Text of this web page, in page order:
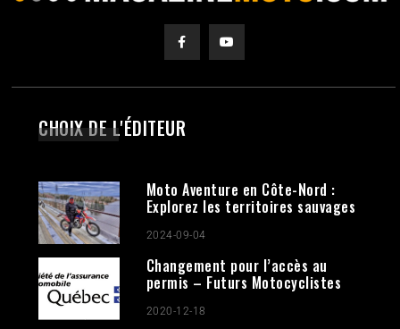
CHOIX DE L'ÉDITEUR
Moto Aventure en Côte-Nord :
Explorez les territoires sauvages
2024-09-04
Changement pour l’accès au
permis – Futurs Motocyclistes
2020-12-18